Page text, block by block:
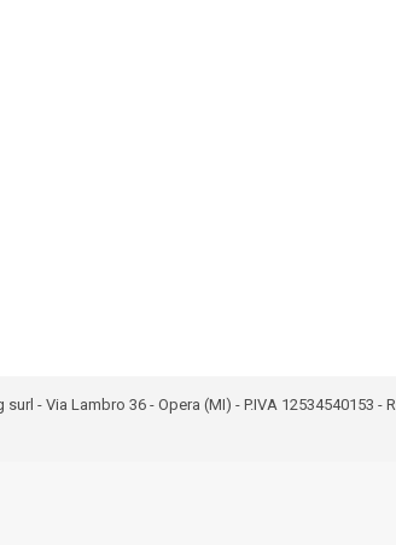
- Via Lambro 36 - Opera (MI) - P.IVA 12534540153 -